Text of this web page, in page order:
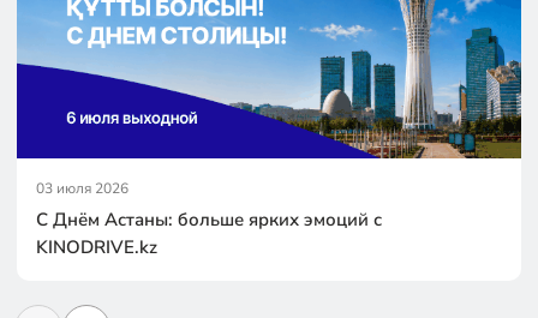
03 июля 2026
С Днём Астаны: больше ярких эмоций с
KINODRIVE.kz